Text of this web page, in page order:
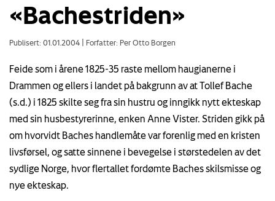
«Bachestriden»
Publisert: 01.01.2004 Forfatter: Per Otto Borgen
Feide som i årene 1825-35 raste mellom haugianerne i
Drammen og ellers i landet på bakgrunn av at Tollef Bache
(s.d.) i 1825 skilte seg fra sin hustru og inngikk nytt ekteskap
med sin husbestyrerinne, enken Anne Vister. Striden gikk på
om hvorvidt Baches handlemåte var forenlig med en kristen
livsførsel, og satte sinnene i bevegelse i størstedelen av det
sydlige Norge, hvor flertallet fordømte Baches skilsmisse og
nye ekteskap.